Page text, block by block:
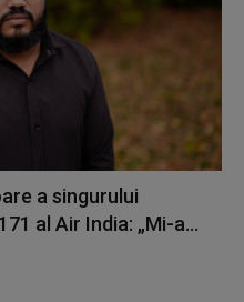
a singurului
al Air India: „Mi-a...